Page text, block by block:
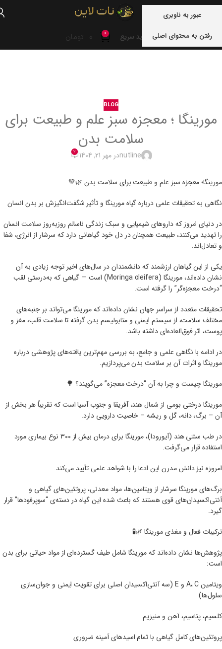
عبور به ناوبری
رفتن به محتوای اصلی
خرید سریع 0
0 تومان
BLOG
مورینگا ؛ معجزه سبز علم و طبیعت برای
سلامت بدن
nutlineدر مهر 21, 1404 2
مورینگا؛ معجزه سبز علم و طبیعت برای سلامت بدن 🌿💚
نگاهی به تحقیقات علمی درباره گیاه مورینگا و تأثیر شگفت‌انگیزش بر بدن انسان
در دنیای امروز که داروهای شیمیایی و سبک زندگی ناسالم روزبه‌روز سلامت انسان
را تهدید می‌کنند، طبیعت همچنان در دل خود گیاهانی دارد که سرشار از انرژی، شفا
و تعادل‌اند.
یکی از این گیاهان ارزشمند که دانشمندان در سال‌های اخیر توجه زیادی به آن
نشان داده‌اند، مورینگا (Moringa oleifera) است — گیاهی که به‌درستی لقب
“درخت معجزه‌گر” را گرفته است.
تحقیقات متعدد از سراسر جهان نشان داده‌اند که مورینگا می‌تواند بر جنبه‌های
مختلف سلامت، از سیستم ایمنی و متابولیسم بدن گرفته تا سلامت قلب، مغز و
پوست، اثر فوق‌العاده‌ای داشته باشد.
در ادامه با نگاهی علمی و جامع، به بررسی مهم‌ترین یافته‌های پژوهشی درباره
مورینگا و اثرات آن بر سلامت بدن می‌پردازیم.
مورینگا چیست و چرا به آن “درخت معجزه” می‌گویند؟ 🌳
مورینگا درختی بومی از شمال هند، آفریقا و جنوب آسیا است که تقریباً هر بخش از
آن – برگ، دانه، گل و ریشه – خاصیت دارویی دارد.
در طب سنتی هند (آیورودا)، مورینگا برای درمان بیش از ۳۰۰ نوع بیماری مورد
استفاده قرار می‌گرفت.
امروزه نیز دانش مدرن این ادعا را با شواهد علمی تأیید می‌کند.
برگ‌های مورینگا سرشار از ویتامین‌ها، مواد معدنی، پروتئین‌های گیاهی و
آنتی‌اکسیدان‌های قوی هستند که باعث شده این گیاه در دسته‌ی “سوپر‌فودها” قرار
گیرد.
ترکیبات فعال و مغذی مورینگا 🌿🧪
پژوهش‌ها نشان داده‌اند که مورینگا شامل طیف گسترده‌ای از مواد حیاتی برای بدن
است:
ویتامین A، C و E (سه آنتی‌اکسیدان اصلی برای تقویت ایمنی و جوان‌سازی
سلول‌ها)
کلسیم، پتاسیم، آهن و منیزیم
پروتئین‌های کامل گیاهی با تمام اسیدهای آمینه ضروری